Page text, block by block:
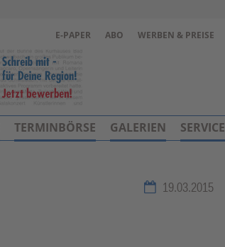
E-PAPER ABO WERBEN & PREISE
19.03.2015
TERMINBÖRSE GALERIEN SERVICE